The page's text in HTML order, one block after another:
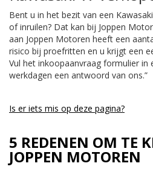
Bent u in het bezit van een
of inruilen? Dat kan bij Joppen
aan Joppen Motoren heeft een
risico bij proefritten en u krijgt een
Vul het inkoopaanvraag formulier in
werkdagen een antwoord van ons.”
Is er iets mis op deze pagina?
5 REDENEN OM TE
JOPPEN MOTOREN